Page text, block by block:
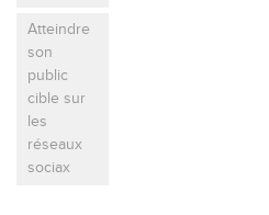
Atteindre
son
public
cible sur
les
réseaux
sociax